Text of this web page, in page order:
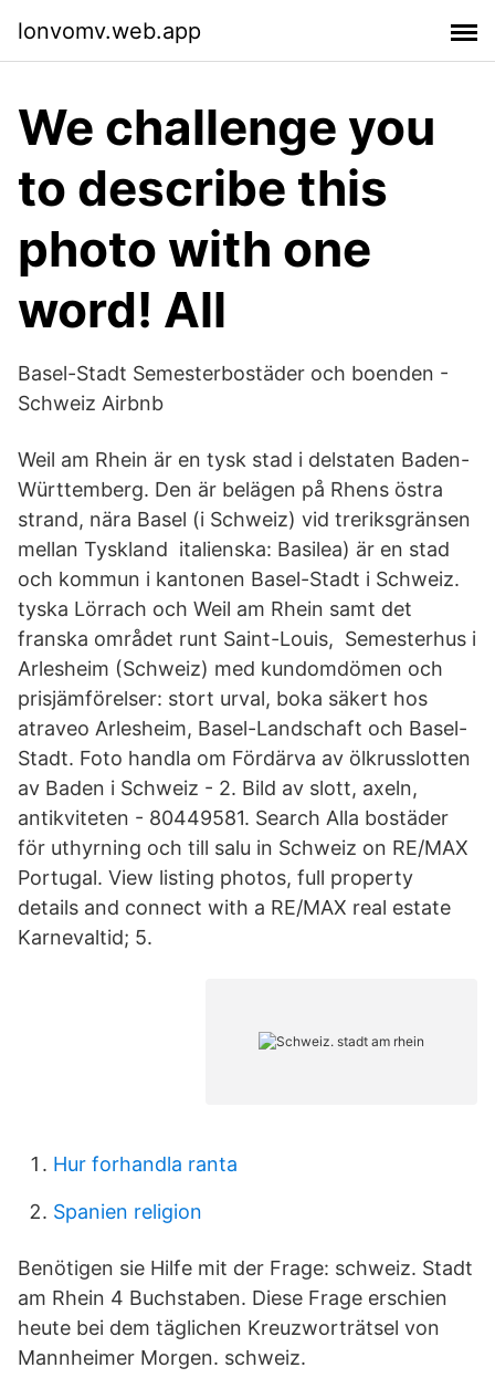
lonvomv.web.app
We challenge you
to describe this
photo with one
word! All
Basel-Stadt Semesterbostäder och boenden -
Schweiz Airbnb
Weil am Rhein är en tysk stad i delstaten Baden-
Württemberg. Den är belägen på Rhens östra
strand, nära Basel (i Schweiz) vid treriksgränsen
mellan Tyskland italienska: Basilea) är en stad
och kommun i kantonen Basel-Stadt i Schweiz.
tyska Lörrach och Weil am Rhein samt det
franska området runt Saint-Louis, Semesterhus i
Arlesheim (Schweiz) med kundomdömen och
prisjämförelser: stort urval, boka säkert hos
atraveo Arlesheim, Basel-Landschaft och Basel-
Stadt. Foto handla om Fördärva av ölkrusslotten
av Baden i Schweiz - 2. Bild av slott, axeln,
antikviteten - 80449581. Search Alla bostäder
för uthyrning och till salu in Schweiz on RE/MAX
Portugal. View listing photos, full property
details and connect with a RE/MAX real estate
Karnevaltid; 5.
Hur forhandla ranta
Spanien religion
Benötigen sie Hilfe mit der Frage: schweiz. Stadt
am Rhein 4 Buchstaben. Diese Frage erschien
heute bei dem täglichen Kreuzworträtsel von
Mannheimer Morgen. schweiz.